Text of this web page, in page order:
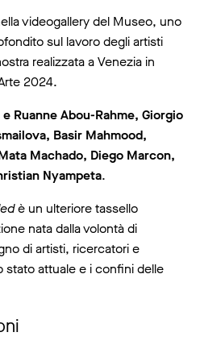
videogallery del Museo, uno
sul lavoro degli artisti
realizzata a Venezia in
2024.
Ruanne Abou-Rahme, Giorgio
Basir Mahmood,
Machado, Diego Marcon,
Nyampeta.
è un ulteriore tassello
nata dalla volontà di
di artisti, ricercatori e
stato attuale e i confini delle